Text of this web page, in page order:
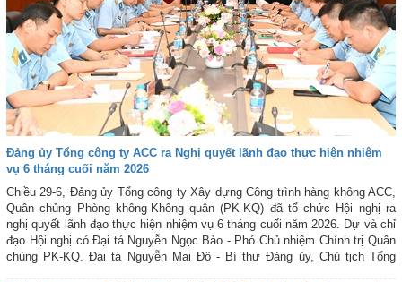
Đảng ủy Tổng công ty ACC ra Nghị quyết lãnh đạo thực hiện nhiệm
vụ 6 tháng cuối năm 2026
Chiều 29-6, Đảng ủy Tổng công ty Xây dựng Công trình hàng không ACC,
Quân chủng Phòng không-Không quân (PK-KQ) đã tổ chức Hội nghị ra
nghị quyết lãnh đạo thực hiện nhiệm vụ 6 tháng cuối năm 2026. Dự và chỉ
đạo Hội nghị có Đại tá Nguyễn Ngọc Bảo - Phó Chủ nhiệm Chính trị Quân
chủng PK-KQ. Đại tá Nguyễn Mai Đô - Bí thư Đảng ủy, Chủ tịch Tổng